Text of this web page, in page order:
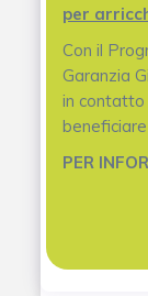
per
Con il
Garanzia
in contatto
PER